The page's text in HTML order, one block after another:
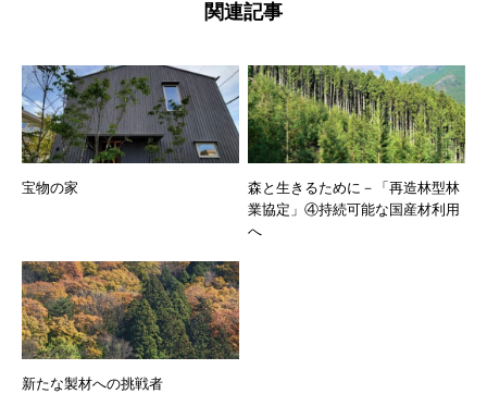
関連記事
宝物の家
森と生きるために－「再造林型林
業協定」④持続可能な国産材利用
へ
新たな製材への挑戦者